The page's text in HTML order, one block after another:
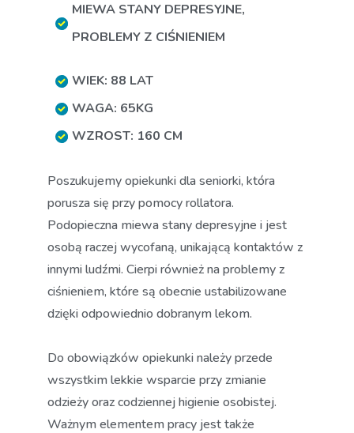
MIEWA STANY DEPRESYJNE,
PROBLEMY Z CIŚNIENIEM
WIEK: 88 LAT
WAGA: 65KG
WZROST: 160 CM
Poszukujemy opiekunki dla seniorki, która
porusza się przy pomocy rollatora.
Podopieczna miewa stany depresyjne i jest
osobą raczej wycofaną, unikającą kontaktów z
innymi ludźmi. Cierpi również na problemy z
ciśnieniem, które są obecnie ustabilizowane
dzięki odpowiednio dobranym lekom.
Do obowiązków opiekunki należy przede
wszystkim lekkie wsparcie przy zmianie
odzieży oraz codziennej higienie osobistej.
Ważnym elementem pracy jest także